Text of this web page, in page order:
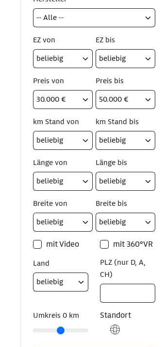
EZ von EZ bis
Preis von Preis bis
km Stand von km Stand bis
Länge von Länge bis
Breite von Breite bis
mit Video mit 360°VR
Land
PLZ (nur D, A,
CH)
Umkreis 0 km Standort